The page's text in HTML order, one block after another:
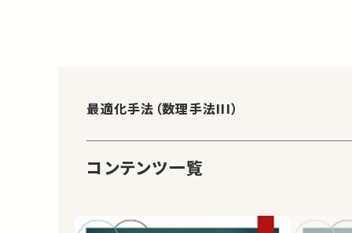
最適化手法（数理手法III）
コンテンツ一覧